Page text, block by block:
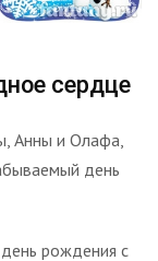
сердце
Анны и Олафа,
день
рождения с